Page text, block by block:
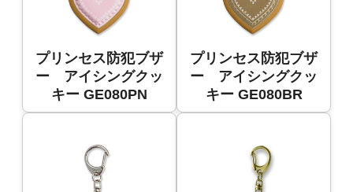
プリンセス防犯ブザ
ー アイシングクッ
キー GE080PN
プリンセス防犯ブザ
ー アイシングクッ
キー GE080BR